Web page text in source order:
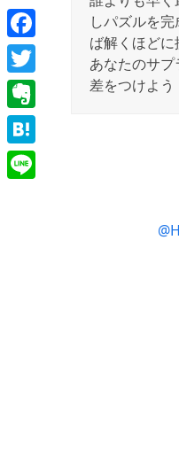
しパズルを
ば解くほど
あなたのサ
差をつけよう
Facebook
Twitter
Evernote
Hatena